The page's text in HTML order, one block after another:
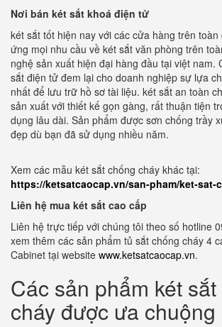
Nơi bán két sắt khoá điện tử
két sắt tốt hiện nay với các cửa hàng trên
ứng mọi nhu cầu về két sắt văn phòng trên
nghệ sản xuất hiện đại hàng đầu tại việt nam.
sắt điện tử đem lại cho doanh nghiệp sự lựa
nhất để lưu trữ hồ sơ tài liệu. két sắt an toàn
sản xuất với thiết kế gọn gàng, rất thuận tiện
dụng lâu dài. Sản phẩm được sơn chống trầy
đẹp dù bạn đã sử dụng nhiều năm.
Xem các mẫu két sắt chống cháy khác tại:
https://ketsatcaocap.vn/san-pham/ket-sat-
Liên hệ mua két sắt cao cấp
Liên hệ trực tiếp với chúng tôi theo số hotline
xem thêm các sản phẩm tủ sắt chống cháy 4
Cabinet tại website www.ketsatcaocap.vn.
Các sản phẩm két
cháy được ưa chuộng